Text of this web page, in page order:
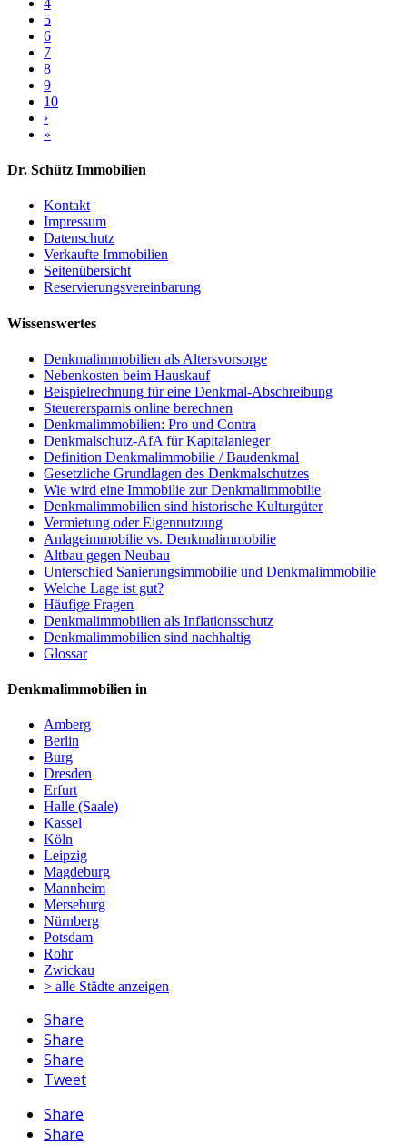
5
6
7
8
9
10
›
»
Dr. Schütz Immobilien
Kontakt
Impressum
Datenschutz
Verkaufte Immobilien
Seitenübersicht
Reservierungsvereinbarung
Wissenswertes
Denkmalimmobilien als Altersvorsorge
Nebenkosten beim Hauskauf
Beispielrechnung für eine Denkmal-Abschreibung
Steuerersparnis online berechnen
Denkmalimmobilien: Pro und Contra
Denkmalschutz-AfA für Kapitalanleger
Definition Denkmalimmobilie / Baudenkmal
Gesetzliche Grundlagen des Denkmalschutzes
Wie wird eine Immobilie zur Denkmalimmobilie
Denkmalimmobilien sind historische Kulturgüter
Vermietung oder Eigennutzung
Anlageimmobilie vs. Denkmalimmobilie
Altbau gegen Neubau
Unterschied Sanierungsimmobilie und Denkmalimmobilie
Welche Lage ist gut?
Häufige Fragen
Denkmalimmobilien als Inflationsschutz
Denkmalimmobilien sind nachhaltig
Glossar
Denkmalimmobilien in
Amberg
Berlin
Burg
Dresden
Erfurt
Halle (Saale)
Kassel
Köln
Leipzig
Magdeburg
Mannheim
Merseburg
Nürnberg
Potsdam
Rohr
Zwickau
> alle Städte anzeigen
Share
Share
Share
Tweet
Share
Share